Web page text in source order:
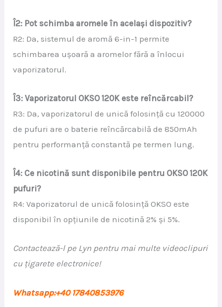
Î2: Pot schimba aromele în același dispozitiv?
R2: Da, sistemul de aromă 6-in-1 permite
schimbarea ușoară a aromelor fără a înlocui
vaporizatorul.
Î3: Vaporizatorul OKSO 120K este reîncărcabil?
R3: Da, vaporizatorul de unică folosință cu 120000
de pufuri are o baterie reîncărcabilă de 850mAh
pentru performanță constantă pe termen lung.
Î4: Ce nicotină sunt disponibile pentru OKSO 120K
pufuri?
R4: Vaporizatorul de unică folosință OKSO este
disponibil în opțiunile de nicotină 2% și 5%.
Contactează-l pe Lyn pentru mai multe videoclipuri
cu țigarete electronice!
Whatsapp:+40 17840853976